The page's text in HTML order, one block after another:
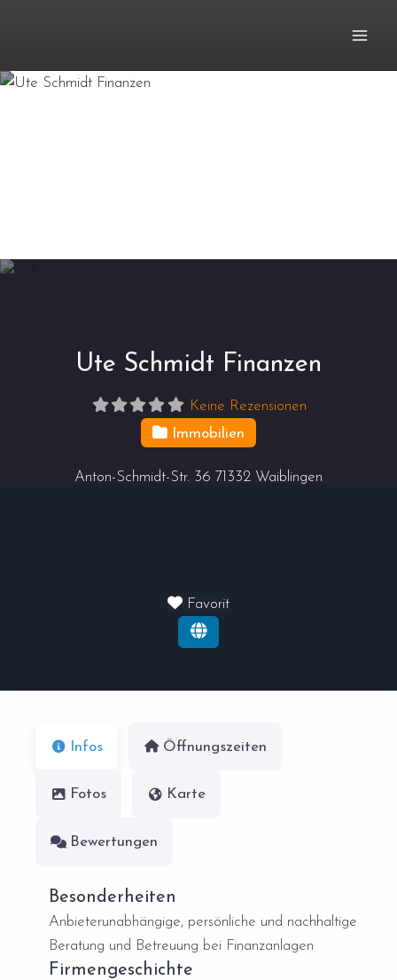
Ute Schmidt Finanzen
Keine Rezensionen
Immobilien
Anton-Schmidt-Str. 36 71332 Waiblingen
Favorit
Infos Öffnungszeiten
Fotos Karte
Bewertungen
Besonderheiten
Anbieterunabhängige, persönliche und nachhaltige
Beratung und Betreuung bei Finanzanlagen
Firmengeschichte